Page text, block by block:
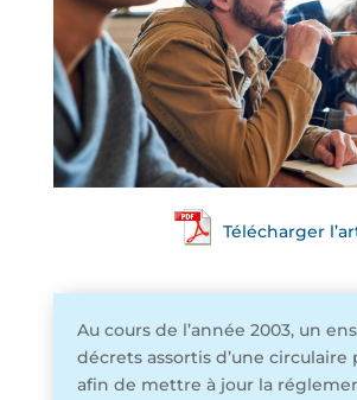
Télécharger
Au cours de l’année 2003, un
décrets assortis d’une circulaire
afin de mettre à jour la